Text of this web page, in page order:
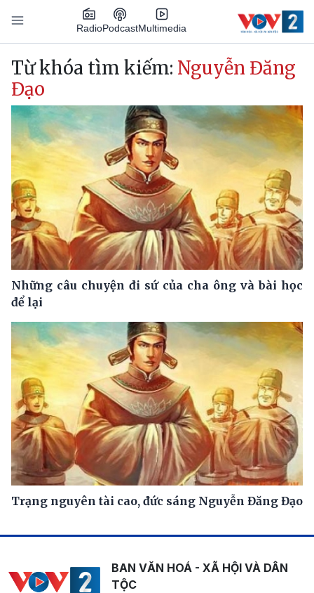
Nhảy đến nội dung
RadioPodcastMultimedia
Main navigation
Từ khóa tìm kiếm: Nguyễn Đăng
Đạo
Những câu chuyện đi sứ của cha ông và bài học
để lại
Trạng nguyên tài cao, đức sáng Nguyễn Đăng Đạo
BAN VĂN HOÁ - XÃ HỘI VÀ DÂN
TỘC